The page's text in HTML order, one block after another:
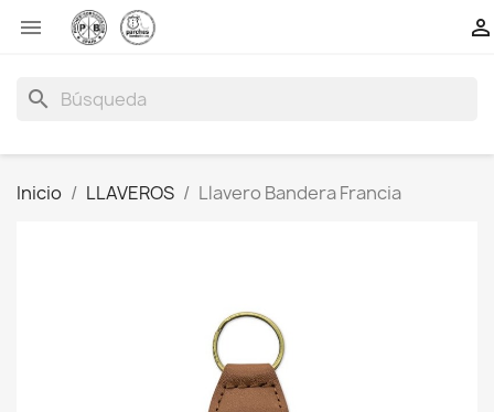
 
search
Inicio LLAVEROS Llavero Bandera Francia